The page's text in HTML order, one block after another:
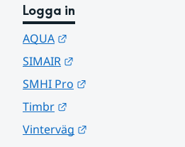
Logga in
AQUA
SIMAIR
SMHI Pro
Timbr
Vinterväg